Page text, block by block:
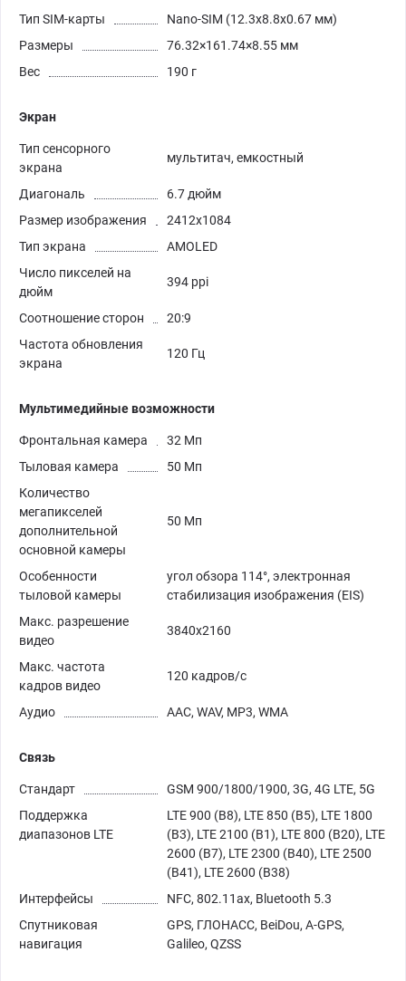
Тип SIM-карты
Nano-SIM (12.3x8.8x0.67 мм)
Размеры
76.32×161.74×8.55 мм
Вес
190 г
Экран
Тип сенсорного
экрана
мультитач, емкостный
Диагональ
6.7 дюйм
Размер изображения
2412x1084
Тип экрана
AMOLED
Число пикселей на
дюйм
394 ppi
Соотношение сторон
20:9
Частота обновления
экрана
120 Гц
Мультимедийные возможности
Фронтальная камера
32 Мп
Тыловая камера
50 Мп
Количество
мегапикселей
дополнительной
основной камеры
50 Мп
Особенности
тыловой камеры
угол обзора 114°, электронная
стабилизация изображения (EIS)
Макс. разрешение
видео
3840x2160
Макс. частота
кадров видео
120 кадров/с
Аудио AAC, WAV, MP3, WMA
Связь
Стандарт
GSM 900/1800/1900, 3G, 4G LTE, 5G
Поддержка
диапазонов LTE
LTE 900 (B8), LTE 850 (B5), LTE 1800
(B3), LTE 2100 (B1), LTE 800 (B20), LTE
2600 (B7), LTE 2300 (B40), LTE 2500
(B41), LTE 2600 (B38)
Интерфейсы
NFC, 802.11ax, Bluetooth 5.3
Спутниковая
навигация
GPS, ГЛОНАСС, BeiDou, A-GPS,
Galileo, QZSS